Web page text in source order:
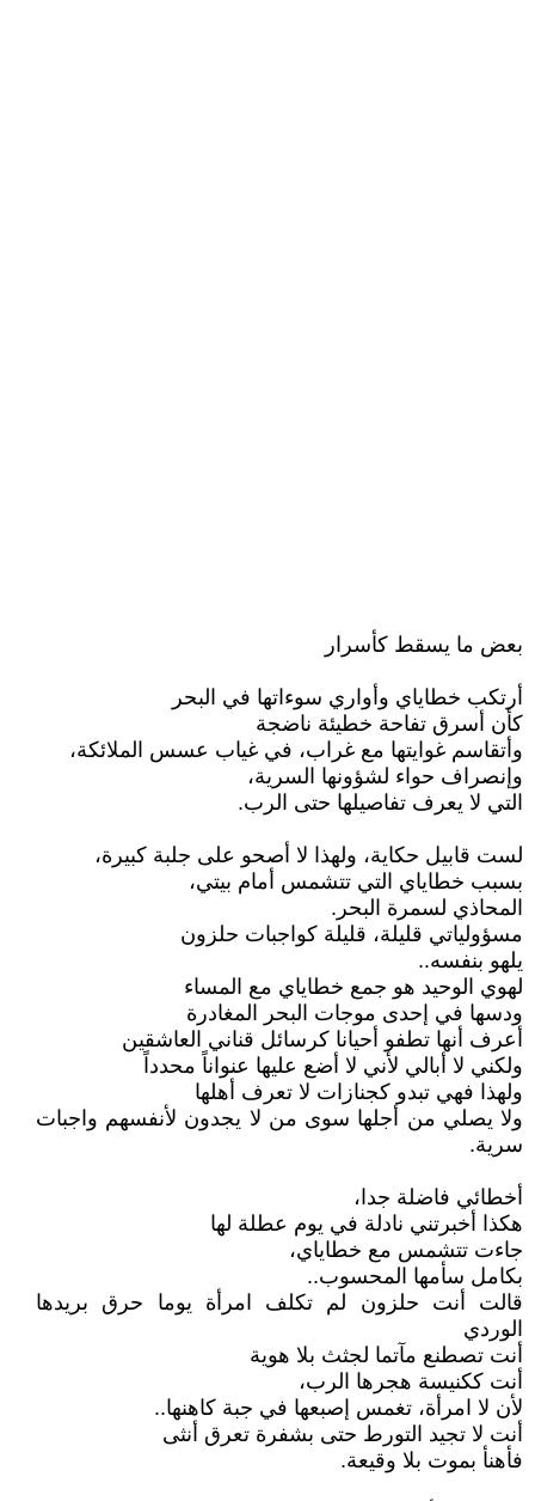
بعض ما يسقط كأسرار
أرتكب خطاياي وأواري سوءاتها في البحر
كأن أسرق تفاحة خطيئة ناضجة
وأتقاسم غوايتها مع غراب، في غياب عسس الملائكة،
وإنصراف حواء لشؤونها السرية،
التي لا يعرف تفاصيلها حتى الرب.
لست قابيل حكاية، ولهذا لا أصحو على جلبة كبيرة،
بسبب خطاياي التي تتشمس أمام بيتي،
المحاذي لسمرة البحر.
مسؤولياتي قليلة، قليلة كواجبات حلزون
يلهو بنفسه..
لهوي الوحيد هو جمع خطاياي مع المساء
ودسها في إحدى موجات البحر المغادرة
أعرف أنها تطفو أحيانا كرسائل قناني العاشقين
ولكني لا أبالي لأني لا أضع عليها عنواناً محدداً
ولهذا فهي تبدو كجنازات لا تعرف أهلها
ولا يصلي من أجلها سوى من لا يجدون لأنفسهم واجبات
سرية.
أخطائي فاضلة جدا،
هكذا أخبرتني نادلة في يوم عطلة لها
جاءت تتشمس مع خطاياي،
بكامل سأمها المحسوب..
قالت أنت حلزون لم تكلف امرأة يوما حرق بريدها
الوردي
أنت تصطنع مآتما لجثث بلا هوية
أنت ككنيسة هجرها الرب،
لأن لا امرأة، تغمس إصبعها في جبة كاهنها..
أنت لا تجيد التورط حتى بشفرة تعرق أنثى
فأهنأ بموت بلا وقيعة.